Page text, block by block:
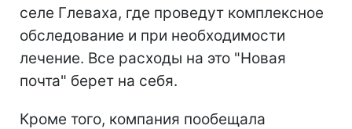
селе Глеваха, где проведут комплексное
обследование и при необходимости
лечение. Все расходы на это "Новая
почта" берет на себя.
Кроме того, компания пообещала